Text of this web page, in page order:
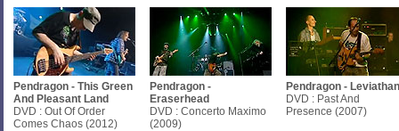
Pendragon - This Green
And Pleasant Land
DVD : Out Of Order
Comes Chaos (2012)
Pendragon -
Eraserhead
DVD : Concerto Maximo
(2009)
Pendragon - Leviathan
DVD : Past And
Presence (2007)